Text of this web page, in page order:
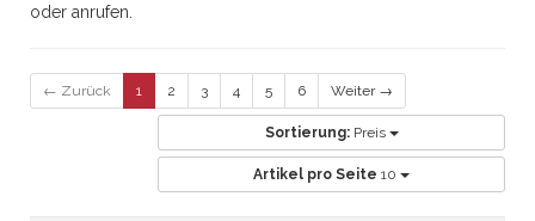
oder anrufen.
← Zurück 1 2 3 4 5 6 Weiter →
Sortierung: Preis
Artikel pro Seite 10